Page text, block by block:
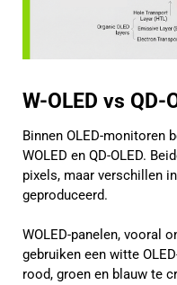
W-OLED vs QD-
Binnen OLED-monitoren
WOLED en QD-OLED.
pixels, maar verschillen
geproduceerd.
WOLED-panelen, vooral
gebruiken een witte
rood, groen en blauw te